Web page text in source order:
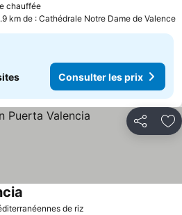
chauffée
km de : Cathédrale Notre Dame de Valence
Consulter les prix
Partager
de riz